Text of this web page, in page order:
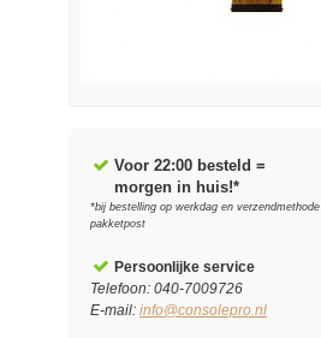
Voor 22:00 besteld =
morgen in huis!*
*bij bestelling op werkdag en verzendmethode
pakketpost
Persoonlijke service
Telefoon: 040-7009726
E-mail: info@consolepro.nl